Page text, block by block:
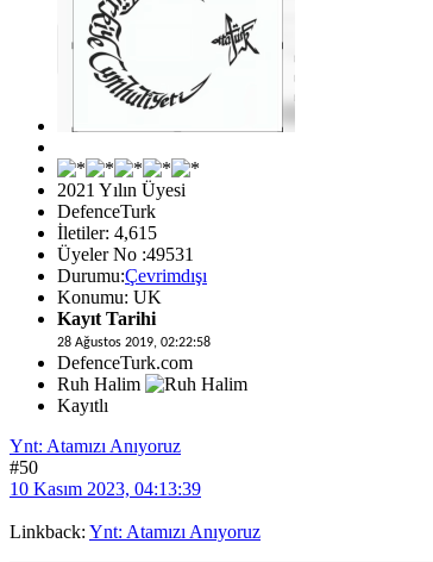
2021 Yılın Üyesi
DefenceTurk
İletiler: 4,615
Üyeler No :49531
Durumu:Çevrimdışı
Konumu: UK
Kayıt Tarihi
28 Ağustos 2019, 02:22:58
DefenceTurk.com
Ruh Halim
Kayıtlı
Ynt: Atamızı Anıyoruz
#50
10 Kasım 2023, 04:13:39
Linkback: Ynt: Atamızı Anıyoruz